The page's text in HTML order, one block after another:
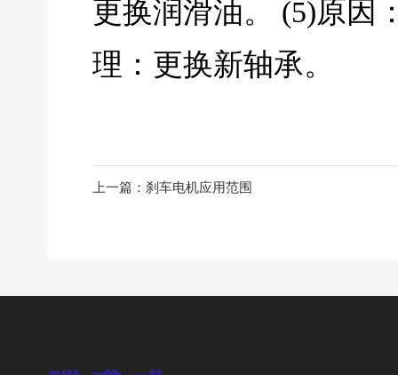
更换润滑油。 (5)原因
理：更换新轴承。
上一篇：刹车电机应用范围